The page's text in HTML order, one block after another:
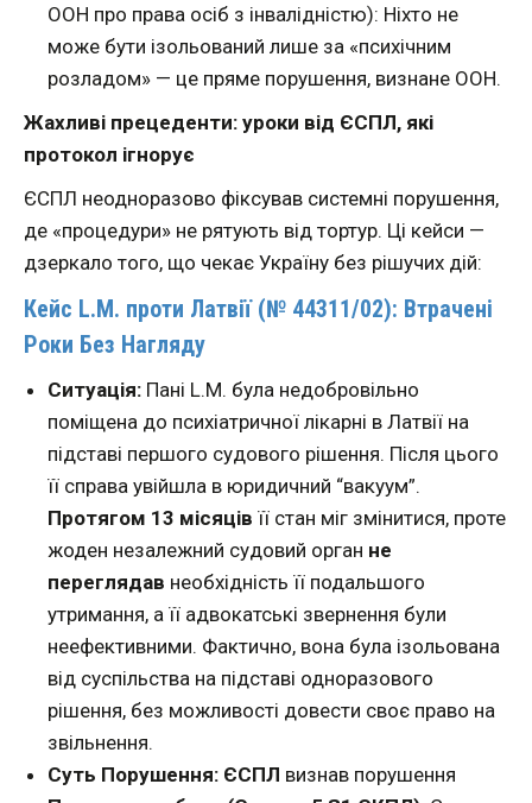
ООН про права осіб з інвалідністю): Ніхто не
може бути ізольований лише за «психічним
розладом» — це пряме порушення, визнане ООН.
Жахливі прецеденти: уроки від ЄСПЛ, які
протокол ігнорує
ЄСПЛ неодноразово фіксував системні порушення,
де «процедури» не рятують від тортур. Ці кейси —
дзеркало того, що чекає Україну без рішучих дій:
Кейс L.M. проти Латвії (№ 44311/02): Втрачені
Роки Без Нагляду
Ситуація: Пані L.M. була недобровільно
поміщена до психіатричної лікарні в Латвії на
підставі першого судового рішення. Після цього
її справа увійшла в юридичний “вакуум”.
Протягом 13 місяців її стан міг змінитися, проте
жоден незалежний судовий орган не
переглядав необхідність її подальшого
утримання, а її адвокатські звернення були
неефективними. Фактично, вона була ізольована
від суспільства на підставі одноразового
рішення, без можливості довести своє право на
звільнення.
Суть Порушення: ЄСПЛ визнав порушення